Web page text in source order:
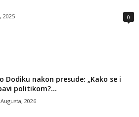
2025 0
Dodiku nakon presude: „Kako se i
politikom?...
2026